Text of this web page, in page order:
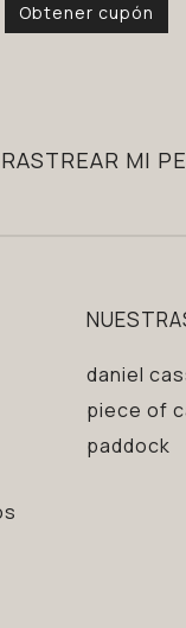
Obtener cupón
RASTREAR MI
daniel
piece of
paddock